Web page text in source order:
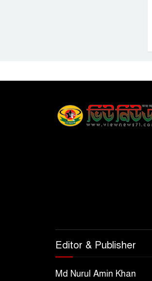
Editor & Publisher
Md Nurul Amin Khan